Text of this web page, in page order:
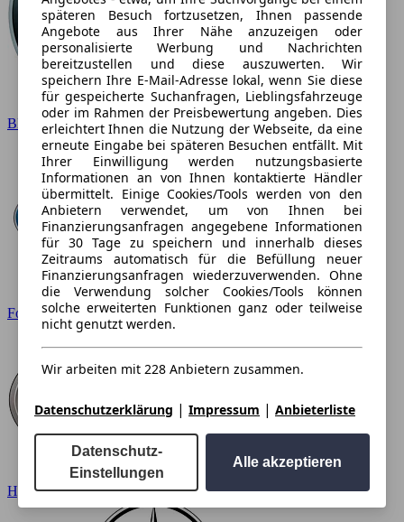
BMW
Ford
Hyundai
späteren Besuch fortzusetzen, Ihnen passende
Angebote aus Ihrer Nähe anzuzeigen oder
personalisierte Werbung und Nachrichten
bereitzustellen und diese auszuwerten. Wir
speichern Ihre E-Mail-Adresse lokal, wenn Sie diese
für gespeicherte Suchanfragen, Lieblingsfahrzeuge
oder im Rahmen der Preisbewertung angeben. Dies
erleichtert Ihnen die Nutzung der Webseite, da eine
erneute Eingabe bei späteren Besuchen entfällt. Mit
Ihrer Einwilligung werden nutzungsbasierte
Informationen an von Ihnen kontaktierte Händler
übermittelt. Einige Cookies/Tools werden von den
Anbietern verwendet, um von Ihnen bei
Finanzierungsanfragen angegebene Informationen
für 30 Tage zu speichern und innerhalb dieses
Zeitraums automatisch für die Befüllung neuer
Finanzierungsanfragen wiederzuverwenden. Ohne
die Verwendung solcher Cookies/Tools können
solche erweiterten Funktionen ganz oder teilweise
nicht genutzt werden.
Wir arbeiten mit 228 Anbietern zusammen.
Datenschutzerklärung | Impressum | Anbieterliste
Datenschutz-
Einstellungen
Alle akzeptieren